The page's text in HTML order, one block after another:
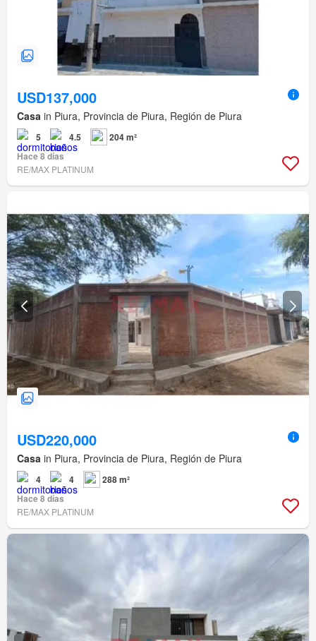
USD137,000
Casa in Piura, Provincia de Piura, Región de Piura
5 4.5
204 m²
Hace 8 días
RE/MAX PLATINUM
USD220,000
Casa in Piura, Provincia de Piura, Región de Piura
4 4
288 m²
Hace 8 días
RE/MAX PLATINUM